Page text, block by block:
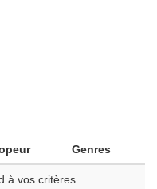
Genres
à vos critères.